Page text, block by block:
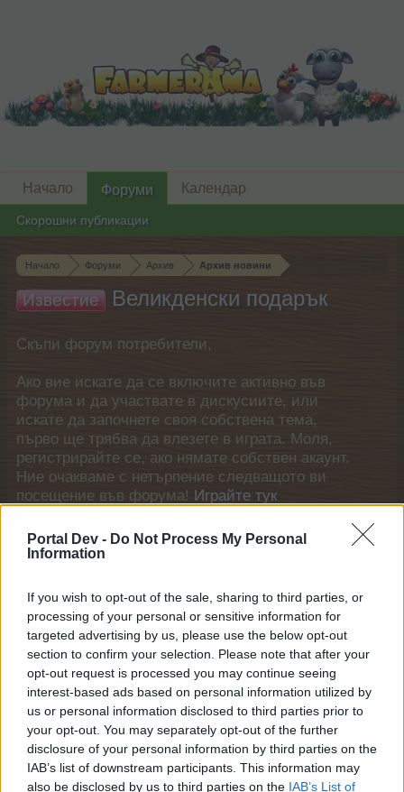
Portal Dev - Do Not Process My Personal
Information
If you wish to opt-out of the sale, sharing to third parties, or
processing of your personal or sensitive information for
targeted advertising by us, please use the below opt-out
section to confirm your selection. Please note that after your
opt-out request is processed you may continue seeing
interest-based ads based on personal information utilized by
us or personal information disclosed to third parties prior to
your opt-out. You may separately opt-out of the further
disclosure of your personal information by third parties on the
IAB’s list of downstream participants. This information may
also be disclosed by us to third parties on the IAB’s List of
Начало Форуми Архив Архив новини
Известие Великденски подарък
Скъпи форум потребители,
Ако вие искате да се включите активно във
форума и да участвате в дискусиите, или
искате да започнете своя собствена тема,
първо ще трябва да влезете в играта. Моля,
регистрирайте се, ако нямате собствен акаунт.
Ние очакваме с нетърпение следващото ви
посещение във форума! Играйте тук
Кобрелия
Board Administrator
Честити Великден, скъпи фермери!
Или както го наричат вашите животни - Ден на яйцата
и зайчетата! Кликнете върху бутона в новините,
за да вземете своя празничен подарък и приятно
разопаковане!​
Начало: 05.04.2026 г. в 01:00 ч.
Край: 06.04.2026 г. в 00:59 ч.
Внимание: само първите 59 минути от
Начало Форуми
Скорошни публикации
Календар